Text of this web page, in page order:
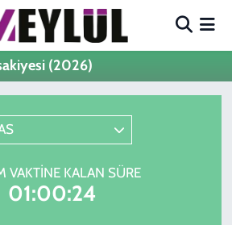
(2026)
VAKTINE KALAN SÜRE
01:00:24
Durumu ve Fikstür